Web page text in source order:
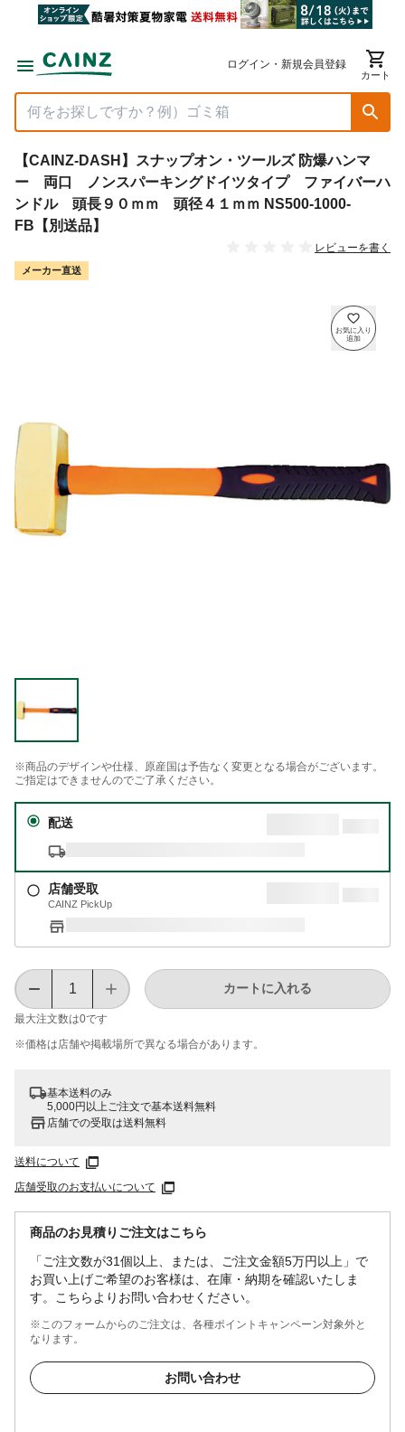
ログイン・新規会員登録
カート
【CAINZ-DASH】スナップオン・ツールズ 防爆ハンマ
ー 両口 ノンスパーキングドイツタイプ ファイバーハ
ンドル 頭長９０ｍｍ 頭径４１ｍｍ NS500-1000-
FB【別送品】
レビューを書く
メーカー直送
※商品のデザインや仕様、原産国は予告なく変更となる場合がございます。
ご指定はできませんのでご了承ください。
配送
店舗受取
CAINZ PickUp
最大注文数は0です
カートに入れる
※価格は​店舗や​掲載場所で​異なる​場合が​あります。
基本送料のみ
5,000円以上ご注文で基本送料無料
店舗での受取は送料無料
送料について
店舗受取のお支払いについて
商品のお見積りご注文はこちら
「ご注文数が31個以上、または、ご注文金額5万円以上」で
お買い上げご希望のお客様は、在庫・納期を確認いたしま
す。こちらよりお問い合わせください。
※このフォームからのご注文は、各種ポイントキャンペーン対象外と
なります。
お問い合わせ